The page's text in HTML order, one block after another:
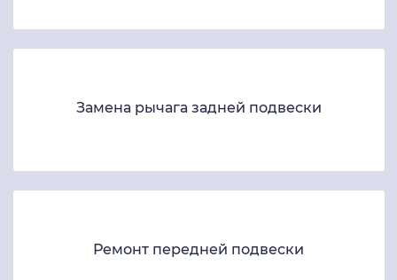
Замена рычага задней подвески
Ремонт передней подвески